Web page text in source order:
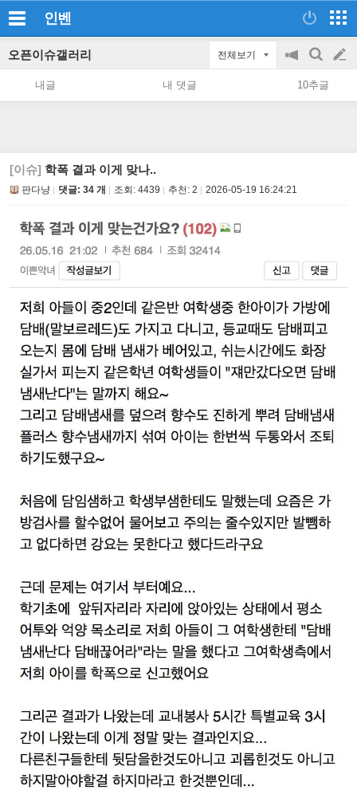
인벤
오픈이슈갤러리 전체보기
공
지
on/off
검
색
글
쓰
내글 내 댓글 10추글
[이슈] 학폭 결과 이게 맞나..
판다냥 댓글: 34 개 조회: 4439 추천: 2 2026-05-19 16:24:21